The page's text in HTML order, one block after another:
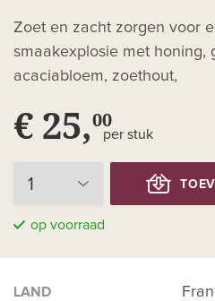
Zoet en zacht zorgen voor
smaakexplosie met honing,
acaciabloem, zoethout,
€ 25,00
per stuk
op voorraad
LAND